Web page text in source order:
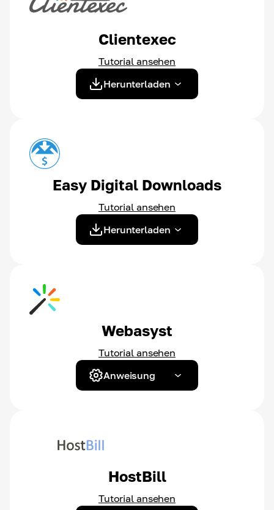
Clientexec
Tutorial ansehen
Herunterladen
Easy Digital Downloads
Tutorial ansehen
Herunterladen
Webasyst
Tutorial ansehen
Anweisung
HostBill
Tutorial ansehen